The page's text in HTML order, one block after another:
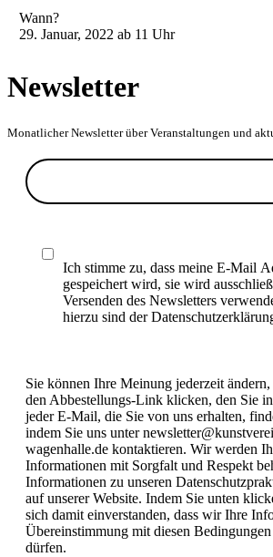
Wann?
29. Januar, 2022 ab 11 Uhr
Newsletter
Monatlicher Newsletter über Veranstaltungen und
Ich stimme zu, dass meine E-Mail
gespeichert wird, sie wird
Versenden des Newsletters
hierzu sind der
Sie können Ihre Meinung jederzeit
den Abbestellungs-Link klicken, den Sie
jeder E-Mail, die Sie von uns erhalten,
indem Sie uns unter
wagenhalle.de kontaktieren. Wir werden
Informationen mit Sorgfalt und Respekt
Informationen zu unseren
auf unserer Website. Indem Sie unten
sich damit einverstanden, dass wir Ihre
Übereinstimmung mit diesen
dürfen.